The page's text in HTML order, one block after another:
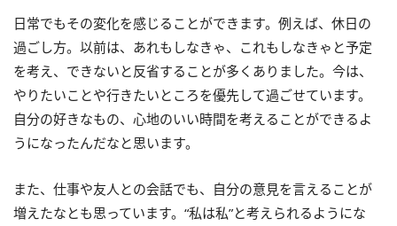
日常でもその変化を感じることができます。例えば、休日の
過ごし方。以前は、あれもしなきゃ、これもしなきゃと予定
を考え、できないと反省することが多くありました。今は、
やりたいことや行きたいところを優先して過ごせています。
自分の好きなもの、心地のいい時間を考えることができるよ
うになったんだなと思います。
また、仕事や友人との会話でも、自分の意見を言えることが
増えたなとも思っています。“私は私”と考えられるようにな